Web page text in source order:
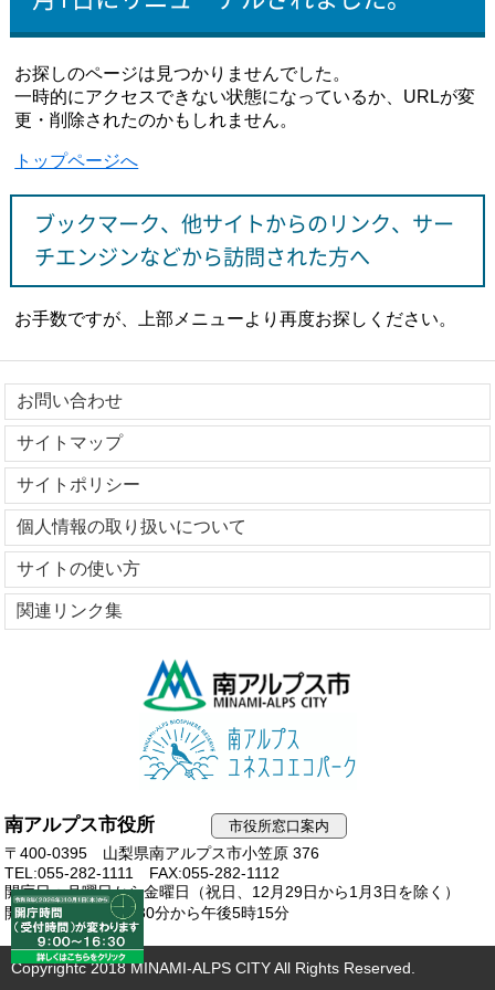
お探しのページは見つかりませんでした。
一時的にアクセスできない状態になっているか、URLが変
更・削除されたのかもしれません。
トップページへ
ブックマーク、他サイトからのリンク、サー
チエンジンなどから訪問された方へ
お手数ですが、上部メニューより再度お探しください。
お問い合わせ
サイトマップ
サイトポリシー
個人情報の取り扱いについて
サイトの使い方
関連リンク集
南アルプス市役所 市役所窓口案内
〒400-0395 山梨県南アルプス市小笠原 376
TEL:055-282-1111
FAX:055-282-1112
開庁日：月曜日から金曜日（祝日、12月29日から1月3日を除く）
開庁時間：午前8時30分から午後5時15分
Copyrightc 2018 MINAMI-ALPS CITY All Rights Reserved.